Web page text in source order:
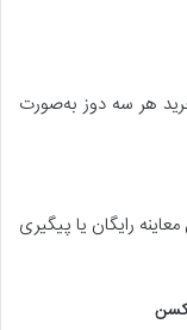
هر سه دوز به‌صورت
رایگان یا پیگیری